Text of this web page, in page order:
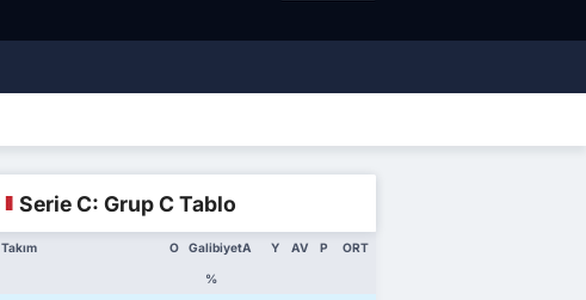
Serie C: Grup C Tablo
Takım O Galibiyet
%
A Y AV P ORT